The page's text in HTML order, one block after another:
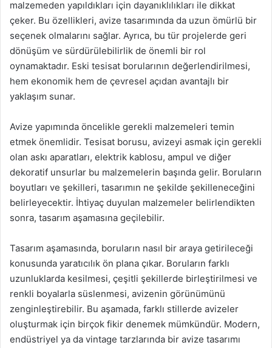
malzemeden yapıldıkları için dayanıklılıkları ile dikkat
çeker. Bu özellikleri, avize tasarımında da uzun ömürlü bir
seçenek olmalarını sağlar. Ayrıca, bu tür projelerde geri
dönüşüm ve sürdürülebilirlik de önemli bir rol
oynamaktadır. Eski tesisat borularının değerlendirilmesi,
hem ekonomik hem de çevresel açıdan avantajlı bir
yaklaşım sunar.
Avize yapımında öncelikle gerekli malzemeleri temin
etmek önemlidir. Tesisat borusu, avizeyi asmak için gerekli
olan askı aparatları, elektrik kablosu, ampul ve diğer
dekoratif unsurlar bu malzemelerin başında gelir. Boruların
boyutları ve şekilleri, tasarımın ne şekilde şekilleneceğini
belirleyecektir. İhtiyaç duyulan malzemeler belirlendikten
sonra, tasarım aşamasına geçilebilir.
Tasarım aşamasında, boruların nasıl bir araya getirileceği
konusunda yaratıcılık ön plana çıkar. Boruların farklı
uzunluklarda kesilmesi, çeşitli şekillerde birleştirilmesi ve
renkli boyalarla süslenmesi, avizenin görünümünü
zenginleştirebilir. Bu aşamada, farklı stillerde avizeler
oluşturmak için birçok fikir denemek mümkündür. Modern,
endüstriyel ya da vintage tarzlarında bir avize tasarımı